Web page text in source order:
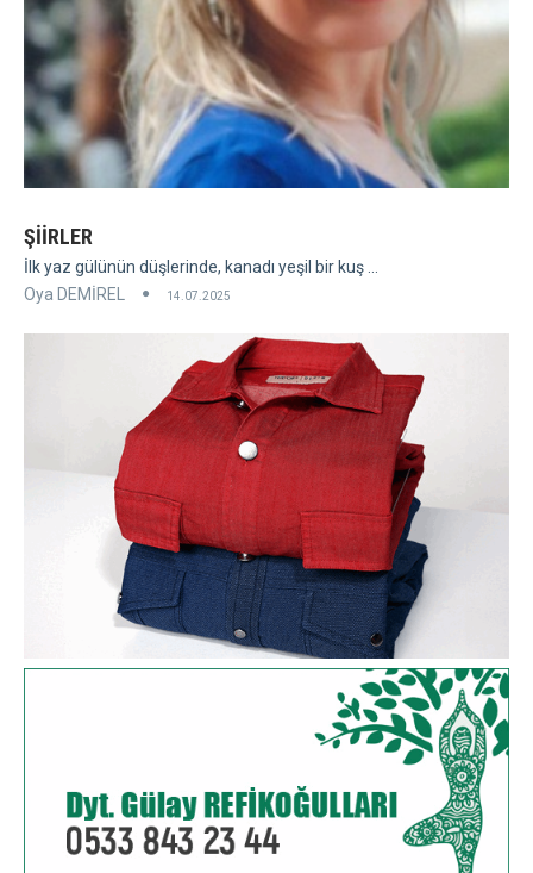
ŞİİRLER
İlk yaz gülünün düşlerinde, kanadı yeşil bir kuş ...
Oya DEMİREL
14.07.2025